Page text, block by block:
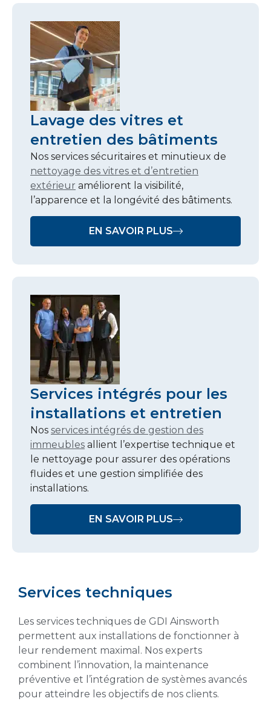
Lavage des vitres et
entretien des bâtiments
Nos services sécuritaires et minutieux de
nettoyage des vitres et d’entretien
extérieur améliorent la visibilité,
l’apparence et la longévité des bâtiments.
EN SAVOIR PLUS
Services intégrés pour les
installations et entretien
Nos services intégrés de gestion des
immeubles allient l’expertise technique et
le nettoyage pour assurer des opérations
fluides et une gestion simplifiée des
installations.
EN SAVOIR PLUS
Services techniques
Les services techniques de GDI Ainsworth
permettent aux installations de fonctionner à
leur rendement maximal. Nos experts
combinent l’innovation, la maintenance
préventive et l’intégration de systèmes avancés
pour atteindre les objectifs de nos clients.